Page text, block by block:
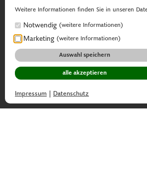
Weitere Informationen finden Sie in unseren
Notwendig (weitere Informationen)
Marketing (weitere Informationen)
Auswahl speichern
alle akzeptieren
Impressum | Datenschutz